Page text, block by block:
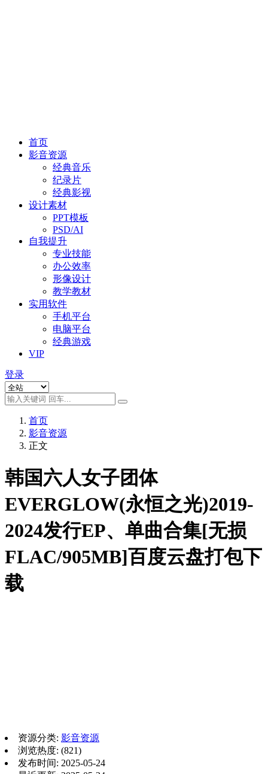
首页
影音资源
经典音乐
纪录片
经典影视
设计素材
PPT模板
PSD/AI
自我提升
专业技能
办公效率
形像设计
教学教材
实用软件
手机平台
电脑平台
经典游戏
VIP
登录
首页
影音资源
正文
韩国六人女子团体
EVERGLOW(永恒之光)2019-
2024发行EP、单曲合集[无损
FLAC/905MB]百度云盘打包下
载
资源分类: 影音资源
浏览热度: (821)
发布时间: 2025-05-24